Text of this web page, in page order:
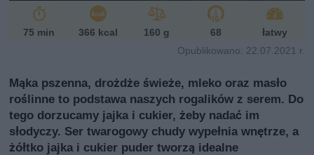
75 min 366 kcal 160 g 68
łatwy
Opublikowano: 22.07.2021 r.
Mąka pszenna, drożdże świeże, mleko oraz masło
roślinne to podstawa naszych rogalików z serem. Do
tego dorzucamy jajka i cukier, żeby nadać im
słodyczy. Ser twarogowy chudy wypełnia wnętrze, a
żółtko jajka i cukier puder tworzą idealne